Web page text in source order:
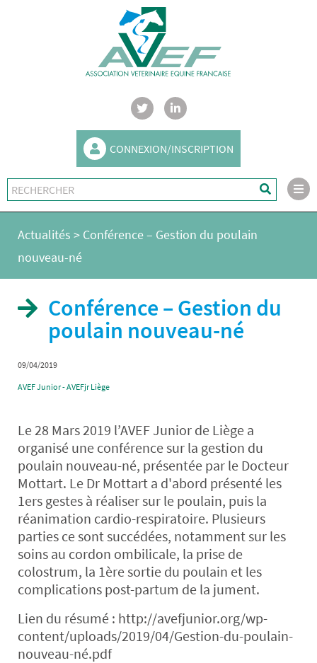
CONNEXION/INSCRIPTION
Actualités > Conférence – Gestion du poulain
nouveau-né
Conférence – Gestion du
poulain nouveau-né
09/04/2019
AVEF Junior - AVEFjr Liège
Le 28 Mars 2019 l’AVEF Junior de Liège a
organisé une conférence sur la gestion du
poulain nouveau-né, présentée par le Docteur
Mottart. Le Dr Mottart a d'abord présenté les
1ers gestes à réaliser sur le poulain, puis la
réanimation cardio-respiratoire. Plusieurs
parties ce sont succédées, notamment sur les
soins au cordon ombilicale, la prise de
colostrum, la 1ère sortie du poulain et les
complications post-partum de la jument.
Lien du résumé : http://avefjunior.org/wp-
content/uploads/2019/04/Gestion-du-poulain-
nouveau-né.pdf